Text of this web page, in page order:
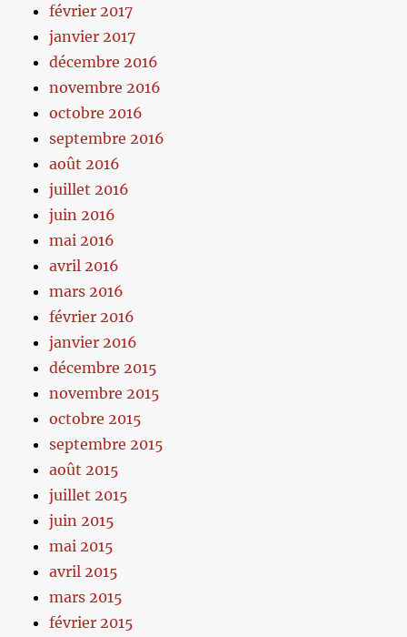
février 2017
janvier 2017
décembre 2016
novembre 2016
octobre 2016
septembre 2016
août 2016
juillet 2016
juin 2016
mai 2016
avril 2016
mars 2016
février 2016
janvier 2016
décembre 2015
novembre 2015
octobre 2015
septembre 2015
août 2015
juillet 2015
juin 2015
mai 2015
avril 2015
mars 2015
février 2015